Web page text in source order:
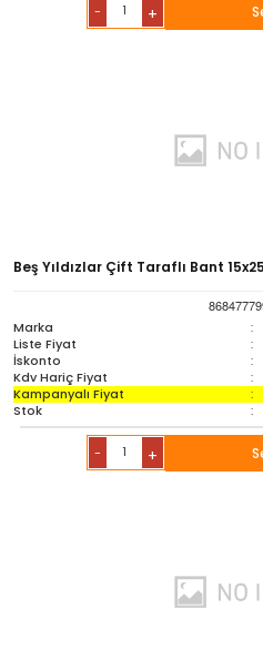
- +
Beş Yıldızlar Çift Taraflı Bant 15x25
Marka
:
Liste Fiyat :
İskonto :
Kdv Hariç Fiyat :
Kampanyalı Fiyat :
Stok :
- +